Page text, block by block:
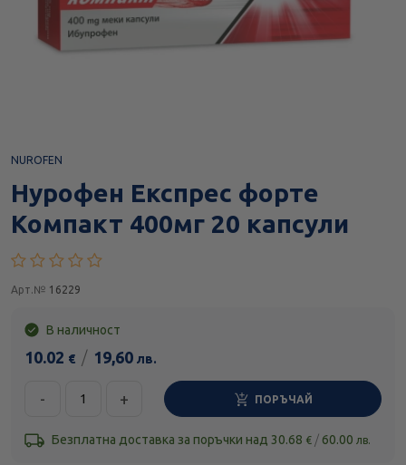
NUROFEN
Нурофен Експрес форте
Компакт 400мг 20 капсули
Арт.№ 16229
В наличност
10.02 € / 19,60 лв.
- + ПОРЪЧАЙ
Безплатна доставка за поръчки над 30.68 € / 60.00 лв.